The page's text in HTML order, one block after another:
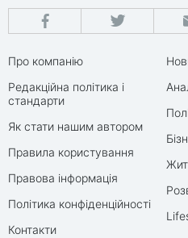
Про компанію
Редакційна політика і
стандарти
Як стати нашим автором
Правила користування
Правова інформація
Політика конфіденційності
Контакти